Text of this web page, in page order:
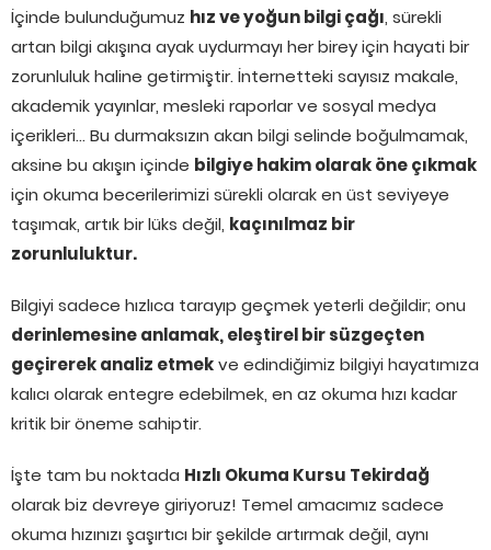
İçinde bulunduğumuz hız ve yoğun bilgi çağı, sürekli
artan bilgi akışına ayak uydurmayı her birey için hayati bir
zorunluluk haline getirmiştir. İnternetteki sayısız makale,
akademik yayınlar, mesleki raporlar ve sosyal medya
içerikleri… Bu durmaksızın akan bilgi selinde boğulmamak,
aksine bu akışın içinde bilgiye hakim olarak öne çıkmak
için okuma becerilerimizi sürekli olarak en üst seviyeye
taşımak, artık bir lüks değil, kaçınılmaz bir
zorunluluktur.
Bilgiyi sadece hızlıca tarayıp geçmek yeterli değildir; onu
derinlemesine anlamak, eleştirel bir süzgeçten
geçirerek analiz etmekve edindiğimiz bilgiyi hayatımıza
kalıcı olarak entegre edebilmek, en az okuma hızı kadar
kritik bir öneme sahiptir.
İşte tam bu noktada Hızlı Okuma Kursu Tekirdağ
olarak biz devreye giriyoruz! Temel amacımız sadece
okuma hızınızı şaşırtıcı bir şekilde artırmak değil, aynı